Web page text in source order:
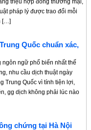
pháp lý được trao đổi mỗi
[…]
Quốc chuẩn xác,
ngữ phổ biến nhất thế
nhu cầu dịch thuật ngày
Trung Quốc vì tính tiện lợi,
gg dịch không phải lúc nào
chứng tại Hà Nội